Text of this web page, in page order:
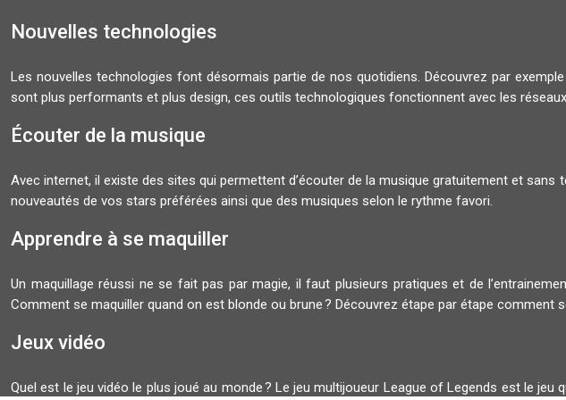
Nouvelles technologies
Les nouvelles technologies font désormais partie de nos quotidiens. Découvrez par
sont plus performants et plus design, ces outils technologiques fonctionnent avec les
Écouter de la musique
Avec internet, il existe des sites qui permettent d’écouter de la musique gratuitement et
nouveautés de vos stars préférées ainsi que des musiques selon le rythme favori.
Apprendre à se maquiller
Un maquillage réussi ne se fait pas par magie, il faut plusieurs pratiques et de
Comment se maquiller quand on est blonde ou brune ? Découvrez étape par étape comment
Jeux vidéo
Quel est le jeu vidéo le plus joué au monde ? Le jeu multijoueur League of Legends est le